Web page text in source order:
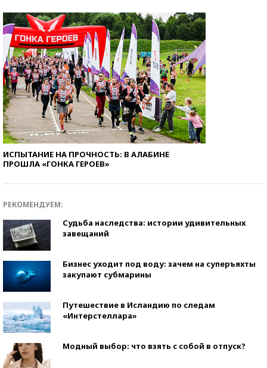
ИСПЫТАНИЕ НА ПРОЧНОСТЬ: В АЛАБИНЕ
ПРОШЛА «ГОНКА ГЕРОЕВ»
РЕКОМЕНДУЕМ:
Судьба наследства: истории удивительных
завещаний
Бизнес уходит под воду: зачем на суперъяхты
закупают субмарины
Путешествие в Исландию по следам
«Интерстеллара»
Модный выбор: что взять с собой в отпуск?